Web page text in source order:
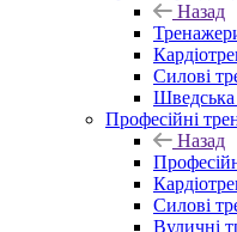
Назад
Силові
Шведська
Професійні
Назад
Силові
Вуличні